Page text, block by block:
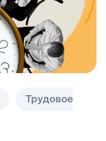
Трудовое право